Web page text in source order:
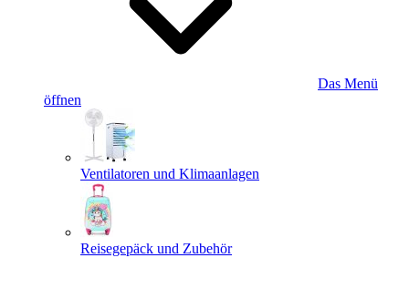
Das Menü
öffnen
Ventilatoren und Klimaanlagen
Reisegepäck und Zubehör